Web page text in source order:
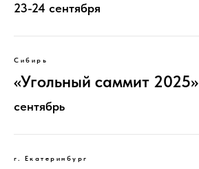
23-24 сентября
Сибирь
«Угольный саммит 2025»
сентябрь
г. Екатеринбург